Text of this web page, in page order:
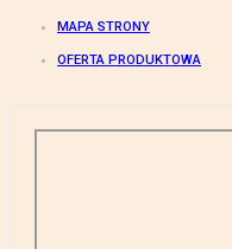
MAPA STRONY
OFERTA PRODUKTOWA